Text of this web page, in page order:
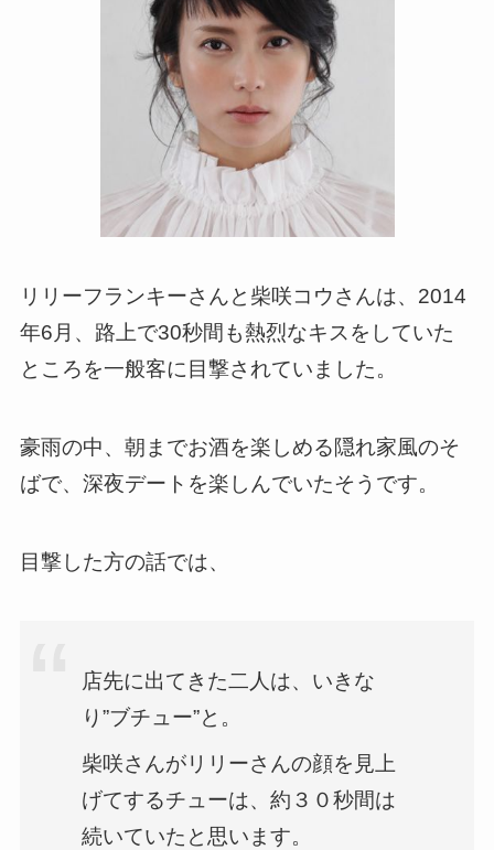
リリーフランキーさんと柴咲コウさんは、2014
年6月、路上で30秒間も熱烈なキスをしていた
ところを一般客に目撃されていました。
豪雨の中、朝までお酒を楽しめる隠れ家風のそ
ばで、深夜デートを楽しんでいたそうです。
目撃した方の話では、
店先に出てきた二人は、いきな
り”ブチュー”と。
柴咲さんがリリーさんの顔を見上
げてするチューは、約３０秒間は
続いていたと思います。